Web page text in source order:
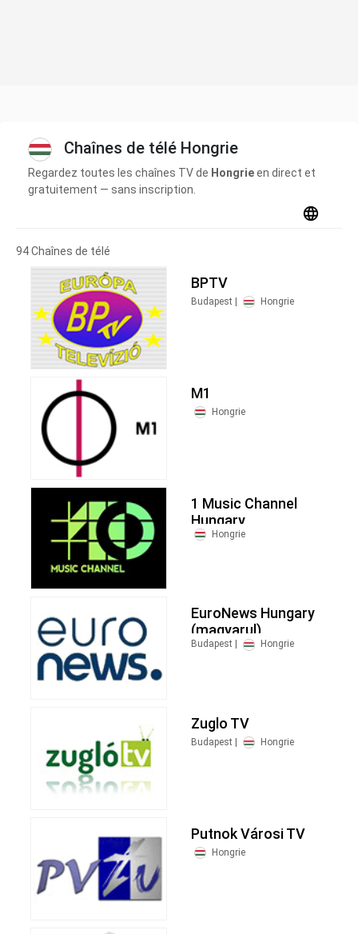
Chaînes de télé Hongrie
Regardez toutes les chaînes TV de Hongrieen direct et
gratuitement — sans inscription.
94 Chaînes de télé
BPTV
Budapest | Hongrie
M1
Hongrie
1 Music Channel
Hungary
Hongrie
EuroNews Hungary
(magyarul)
Budapest | Hongrie
Zuglo TV
Budapest | Hongrie
Putnok Városi TV
Hongrie